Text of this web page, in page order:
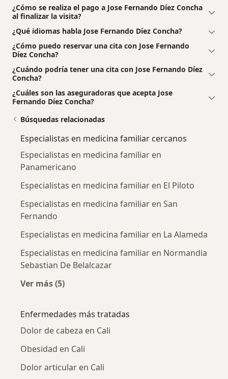
¿Cómo se realiza el pago a Jose Fernando Díez Concha
al finalizar la visita?
¿Qué idiomas habla Jose Fernando Díez Concha?
¿Cómo puedo reservar una cita con Jose Fernando
Díez Concha?
¿Cuándo podría tener una cita con Jose Fernando Díez
Concha?
¿Cuáles son las aseguradoras que acepta Jose
Fernando Díez Concha?
Búsquedas relacionadas
Especialistas en medicina familiar cercanos
Especialistas en medicina familiar en
Panamericano
Especialistas en medicina familiar en El Piloto
Especialistas en medicina familiar en San
Fernando
Especialistas en medicina familiar en La Alameda
Especialistas en medicina familiar en Normandia
Sebastian De Belalcazar
Ver más (5)
Enfermedades más tratadas
Dolor de cabeza en Cali
Obesidad en Cali
Dolor articular en Cali